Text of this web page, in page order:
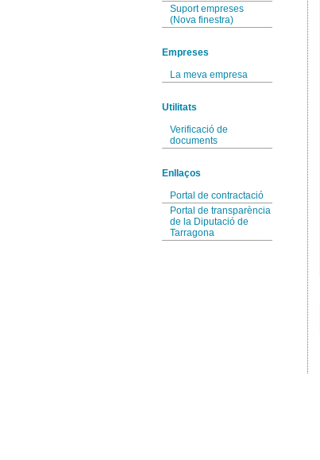
Suport empreses
(Nova finestra)
Empreses
La meva empresa
Utilitats
Verificació de
documents
Enllaços
Portal de contractació
Portal de transparència
de la Diputació de
Tarragona